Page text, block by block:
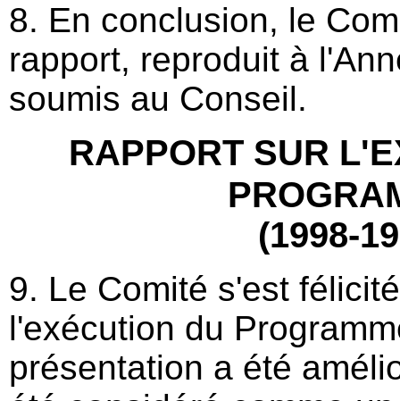
8. En conclusion, le
rapport, reproduit à
soumis au Conseil.
RAPPORT SUR
(1998-
9. Le Comité s'est
l'exécution du
présentation a été